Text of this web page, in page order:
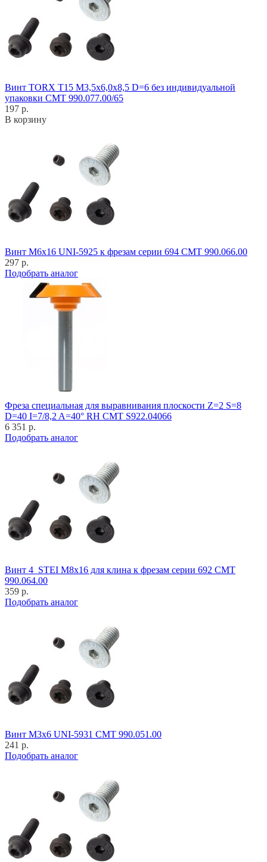
Винт TORX T15 M3,5x6,0x8,5 D=6 без индивидуальной
упаковки CMT 990.077.00/65
197 р.
В корзину
Винт M6x16 UNI-5925 к фрезам серии 694 CMT 990.066.00
297 р.
Подобрать аналог
Фреза специальная для выравнивания плоскости Z=2 S=8
D=40 I=7/8,2 A=40° RH CMT S922.04066
6 351 р.
Подобрать аналог
Винт 4_STEI M8x16 для клина к фрезам серии 692 CMT
990.064.00
359 р.
Подобрать аналог
Винт M3x6 UNI-5931 CMT 990.051.00
241 р.
Подобрать аналог